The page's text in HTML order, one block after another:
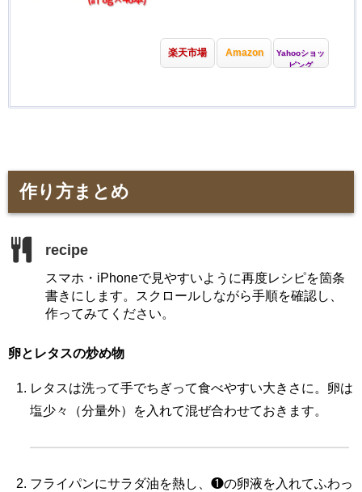
楽天市場 Amazon
Yahooショッ
ピング
作り方まとめ
recipe
スマホ・iPhoneで見やすいように再度レシピを箇条
書きにします。スクロールしながら手順を確認し、
作ってみてください。
卵とレタスの炒め物
レタスは洗って手でちぎって食べやすい大きさに。卵は
塩少々（分量外）を入れて混ぜ合わせておきます。
フライパンにサラダ油を熱し、❶の卵液を入れてふわっ